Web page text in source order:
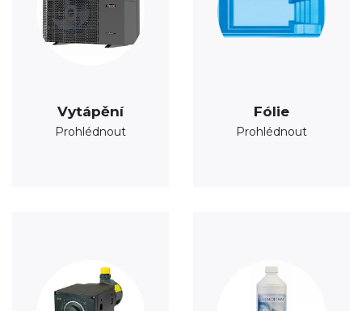
Vytápění
Prohlédnout
Fólie
Prohlédnout